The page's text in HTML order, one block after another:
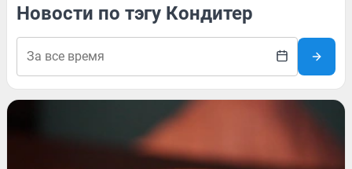
Новости по тэгу Кондитер